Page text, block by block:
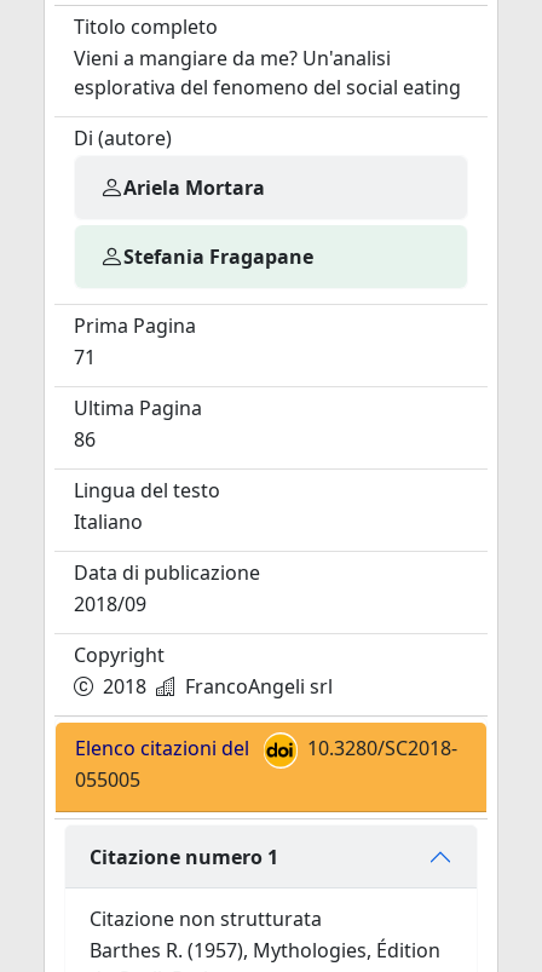
Titolo completo
Vieni a mangiare da me? Un'analisi
esplorativa del fenomeno del social eating
Di (autore)
Ariela Mortara
Stefania Fragapane
Prima Pagina
71
Ultima Pagina
86
Lingua del testo
Italiano
Data di publicazione
2018/09
Copyright
2018
FrancoAngeli srl
Elenco citazioni del
10.3280/SC2018-
055005
Citazione numero 1
Citazione non strutturata
Barthes R. (1957), Mythologies, Édition